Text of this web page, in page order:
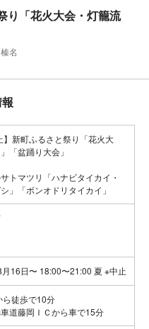
り「花火大会・灯籠流
名
】新町ふるさと祭り「花火大
「盆踊り大会」
トマツリ「ハナビタイカイ・
」「ボンオドリタイカイ」
16日〜 18:00〜21:00 夏 ※中止
ら徒歩で10分
車道藤岡ＩＣから車で15分